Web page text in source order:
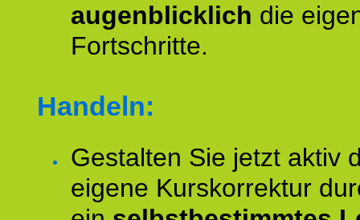
augenblicklich die
Fortschritte.
Handeln:
Gestalten Sie jetzt aktiv
eigene Kurskorrektur